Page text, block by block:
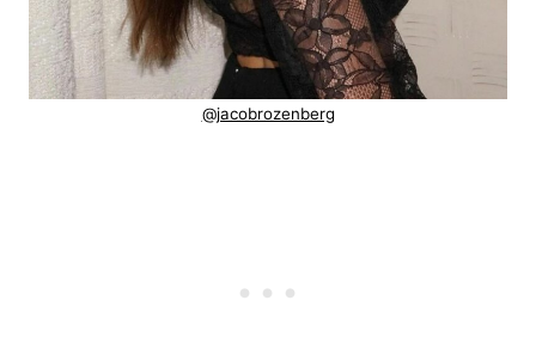
@jacobrozenberg